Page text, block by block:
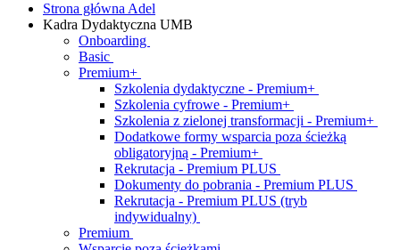
Strona główna Adel
Kadra Dydaktyczna UMB
Onboarding
Basic
Premium+
Szkolenia dydaktyczne - Premium+
Szkolenia cyfrowe - Premium+
Szkolenia z zielonej transformacji - Premium+
Dodatkowe formy wsparcia poza ścieżką
obligatoryjną - Premium+
Rekrutacja - Premium PLUS
Dokumenty do pobrania - Premium PLUS
Rekrutacja - Premium PLUS (tryb
indywidualny)
Premium